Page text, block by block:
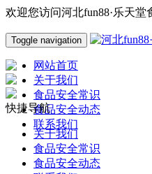
欢迎您访问河北fun88·乐天
Toggle navigation
网站首页
关于我们
食品安全常识
食品安全动态
联系我们
快捷导航
关于我们
食品安全常识
食品安全动态